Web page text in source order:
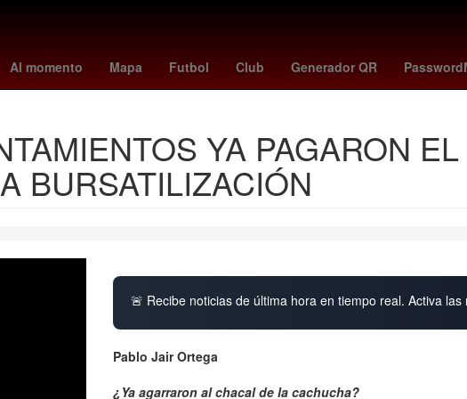
Al momento Mapa Futbol Club Generador QR
alemania - irlanda del norte harfuch drones turquía - españa chrome
YA PAGARON
BURSATILIZACIÓN
🚨 Recibe noticias de última hora en tiempo real. Activa las
Pablo Jair Ortega
¿Ya agarraron al chacal de la cachucha?